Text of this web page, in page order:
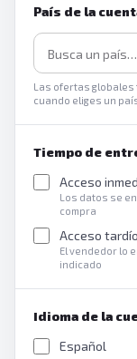
País de la
Las ofertas globales
cuando eliges un
Tiempo de
Acceso
Los datos se
compra
Acceso tardío
El vendedor lo
indicado
Idioma de la
Español